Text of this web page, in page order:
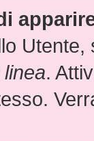
Utente,
.